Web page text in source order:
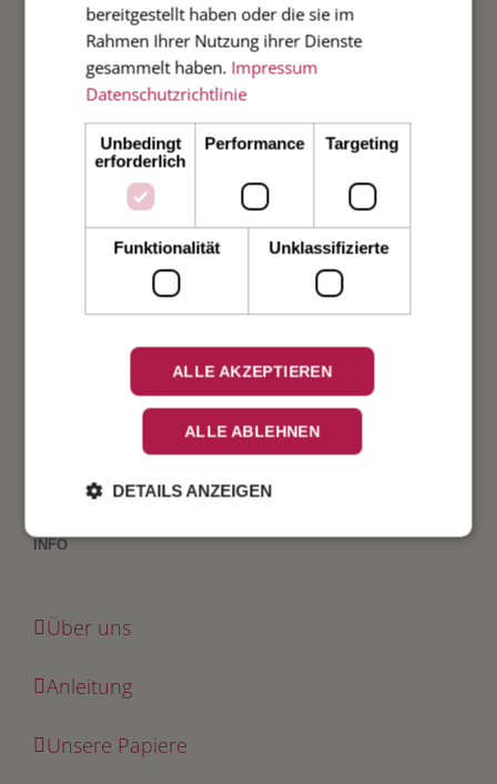
BELIEBTE ANLÄSSE
Hochzeit
Weihnachten
Geburtstag
INFO
Über uns
Anleitung
Unsere Papiere
bereitgestellt haben oder die sie im
Rahmen Ihrer Nutzung ihrer Dienste
gesammelt haben. Impressum
Datenschutzrichtlinie
Unbedingt
erforderlich
Performance Targeting
Funktionalität Unklassifizierte
ALLE AKZEPTIEREN
ALLE ABLEHNEN
DETAILS ANZEIGEN